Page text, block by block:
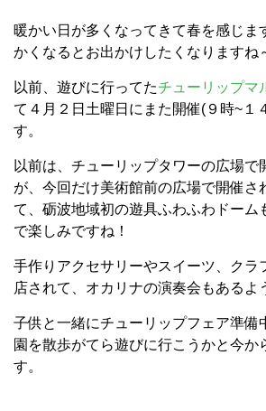
暖かい日が多くなってきて春を感じ
かくなるとお出かけしたくなりますね
以前、遊びに行ってたチューリップマ
て４月２日土曜日にまた開催(９時~１
す。
以前は、チューリップタワーの広場で
が、今回だけ美術館前の広場で開催さ
て、砺波地域初の遊具ふわふわドーム
で楽しみですね！
手作りアクセサリーやスイーツ、クラ
店されて、オカリナの演奏会もあるよ
子供と一緒にチューリップフェア準備
園を散歩がてら遊びに行こうかと今か
す。